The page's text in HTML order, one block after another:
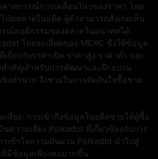
าดการณ์การเคลื่อนไหวของราคา โดย
น้มตลาดในอดีต ผู้ค้าสามารถสังเกตเห็น
ณ์พฤติกรรมของตลาดในอนาคตได้
โดยละเอียดของ MEXC ซึ่งให้ข้อมูล
เกี่ยวกับราคาเปิด ราคาสูง ราคาต่ำ และ
สำคัญสำหรับการพัฒนาและฝึกอบรม
ชิงทำนาย จึงช่วยในการตัดสินใจซื้อขาย
เสี่ยง: การเข้าถึงข้อมูลในอดีตช่วยให้ผู้ซื้อ
นความเสี่ยง Polkadot ที่เกี่ยวข้องกับการ
เข้าใจความผันผวน Polkadot นำไปสู่
มีข้อมูลเพียงพอมากขึ้น